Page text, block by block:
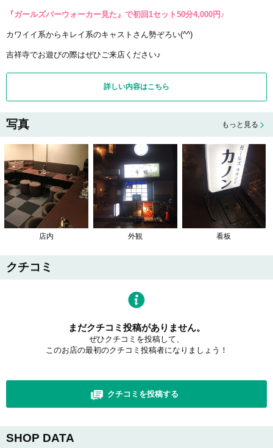
『ガールズバーウォーカー見た』で初回1セット50分4,000円♪
カワイイ系からキレイ系のキャストさん勢ぞろい(^^)
吉祥寺でお遊びの際はぜひご来店ください♪
詳しい内容はこちら
写真 もっと見る
店内 外観 看板
クチコミ
まだクチコミ投稿がありません。
ぜひクチコミを投稿して、
このお店の最初のクチコミ投稿者になりましょう！
クチコミを投稿する
SHOP DATA